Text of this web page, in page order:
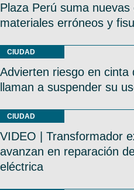
Plaza Perú suma
materiales erróneos y
CIUDAD
Advierten riesgo en cinta
llaman a suspender su
CIUDAD
VIDEO | Transformador
avanzan en reparación
eléctrica